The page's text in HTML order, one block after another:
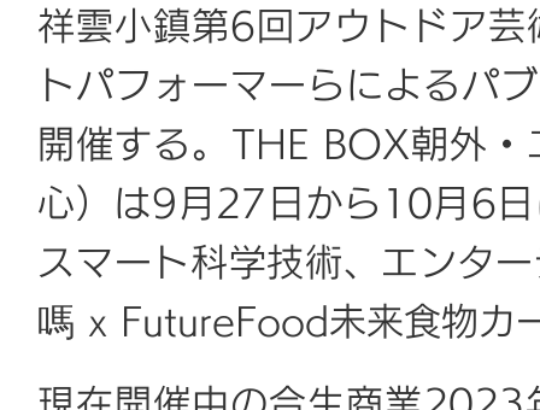
祥雲小鎮第6回アウトドア
トパフォーマーらによるパ
開催する。THE BOX朝外
心）は9月27日から10月6
スマート科学技術、エンタ
嗎 x FutureFood未来食物カ